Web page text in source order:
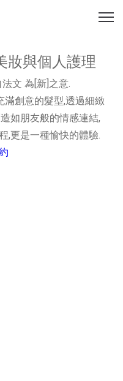
妝與個人護理
文 為[新]之意.
創意的髮型,透過細緻
如朋友般的情感連結,
,更是一種愉快的體驗.